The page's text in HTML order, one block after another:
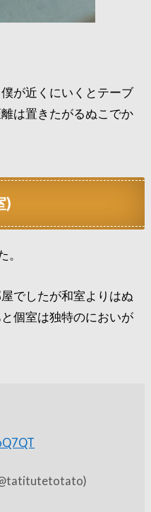
が近くにいくとテーブ
は置きたがるぬこでか
)
。
でしたが和室よりはぬ
個室は独特のにおいが